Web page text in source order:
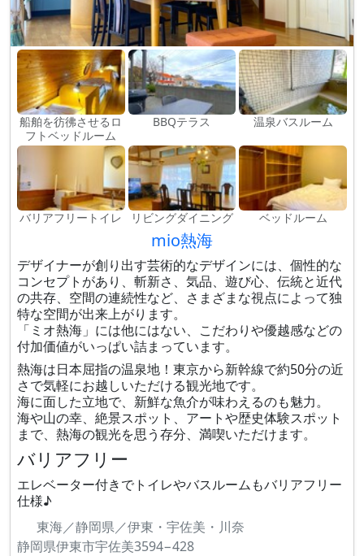
船舶を彷彿させるロ
フトベッドルーム
BBQテラス 温泉バスルーム
バリアフリートイレ リビングダイニング ベッドルーム
mio熱海
デザイナーが創り出す芸術的なデザインには、個性的な
コンセプトがあり、斬新さ、気品、遊び心、伝統と近代
の共存、空間の連続性など、さまざまな視点によって独
特な空間が出来上がります。
「ミオ熱海」には他にはない、こだわりや優越感などの
付加価値がいっぱい詰まっています。
熱海は日本屈指の温泉地！東京から新幹線で約50分の近
さで気軽にお越しいただける観光地です。
海に面した立地で、新鮮な魚介が味わえるのも魅力。
海や山の幸、絶景スポット、アートや歴史体験スポット
まで、熱海の観光を思う存分、満喫いただけます。
バリアフリー
エレベーター付きでトイレやバスルームもバリアフリー
仕様♪
東海／静岡県／伊東・宇佐美・川奈
静岡県伊東市宇佐美3594−428